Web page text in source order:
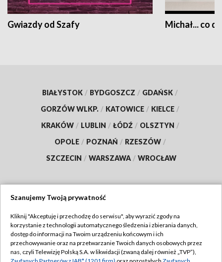
Gwiazdy od Szafy Michał... co
BIAŁYSTOK / BYDGOSZCZ / GDAŃSK /
GORZÓW WLKP. / KATOWICE / KIELCE /
KRAKÓW / LUBLIN / ŁÓDŹ / OLSZTYN /
OPOLE / POZNAŃ / RZESZÓW /
SZCZECIN / WARSZAWA / WROCŁAW
TVP
Abonament TVP
Emisja w TVP
Regulamin TVP
Szanujemy Twoją prywatność
Kliknij "Akceptuję i przechodzę do serwisu", aby wyrazić zgody na
korzystanie z technologii automatycznego śledzenia i zbierania danych,
dostęp do informacji na Twoim urządzeniu końcowym i ich
przechowywanie oraz na przetwarzanie Twoich danych osobowych przez
nas, czyli Telewizję Polską S.A. w likwidacji (zwaną dalej również „TVP”),